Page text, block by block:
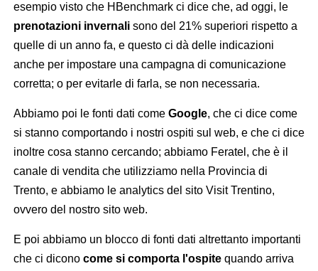
esempio visto che HBenchmark ci dice che, ad oggi, le
prenotazioni invernalisono del 21% superiori rispetto a
quelle di un anno fa, e questo ci dà delle indicazioni
anche per impostare una campagna di comunicazione
corretta; o per evitarle di farla, se non necessaria.
Abbiamo poi le fonti dati come Google, che ci dice come
si stanno comportando i nostri ospiti sul web, e che ci dice
inoltre cosa stanno cercando; abbiamo Feratel, che è il
canale di vendita che utilizziamo nella Provincia di
Trento, e abbiamo le analytics del sito Visit Trentino,
ovvero del nostro sito web.
E poi abbiamo un blocco di fonti dati altrettanto importanti
che ci dicono come si comporta l'ospite quando arriva